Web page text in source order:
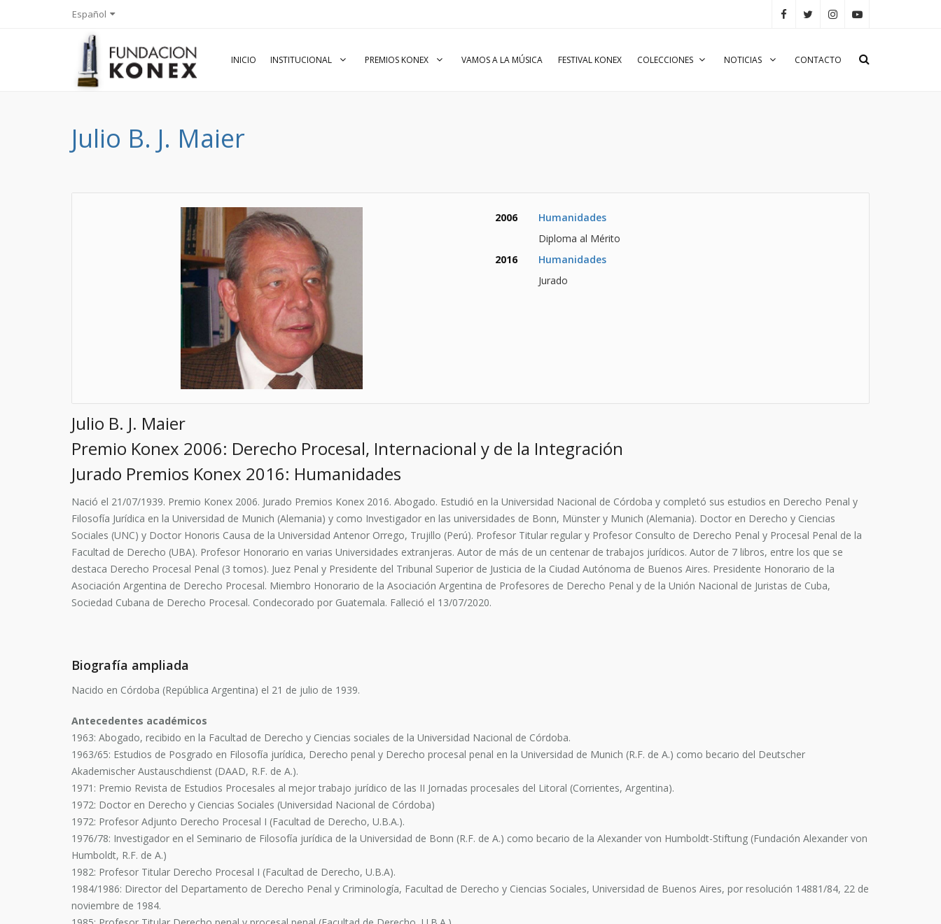
Español
INICIO INSTITUCIONAL PREMIOS KONEX VAMOS A LA MÚSICA FESTIVAL KONEX COLECCIONES NOTICIAS CONTACTO
Julio B. J. Maier
2006
Humanidades
Diploma al Mérito
2016
Humanidades
Jurado
Julio B. J. Maier
Premio Konex 2006: Derecho Procesal, Internacional y de la Integración
Jurado Premios Konex 2016: Humanidades
Nació el 21/07/1939. Premio Konex 2006. Jurado Premios Konex 2016. Abogado. Estudió en la Universidad Nacional de Córdoba y completó sus estudios en Derecho Penal y
Filosofía Jurídica en la Universidad de Munich (Alemania) y como Investigador en las universidades de Bonn, Münster y Munich (Alemania). Doctor en Derecho y Ciencias
Sociales (UNC) y Doctor Honoris Causa de la Universidad Antenor Orrego, Trujillo (Perú). Profesor Titular regular y Profesor Consulto de Derecho Penal y Procesal Penal de la
Facultad de Derecho (UBA). Profesor Honorario en varias Universidades extranjeras. Autor de más de un centenar de trabajos jurídicos. Autor de 7 libros, entre los que se
destaca Derecho Procesal Penal (3 tomos). Juez Penal y Presidente del Tribunal Superior de Justicia de la Ciudad Autónoma de Buenos Aires. Presidente Honorario de la
Asociación Argentina de Derecho Procesal. Miembro Honorario de la Asociación Argentina de Profesores de Derecho Penal y de la Unión Nacional de Juristas de Cuba,
Sociedad Cubana de Derecho Procesal. Condecorado por Guatemala. Falleció el 13/07/2020.
Biografía ampliada
Nacido en Córdoba (República Argentina) el 21 de julio de 1939.
Antecedentes académicos
1963: Abogado, recibido en la Facultad de Derecho y Ciencias sociales de la Universidad Nacional de Córdoba.
1963/65: Estudios de Posgrado en Filosofía jurídica, Derecho penal y Derecho procesal penal en la Universidad de Munich (R.F. de A.) como becario del Deutscher
Akademischer Austauschdienst (DAAD, R.F. de A.).
1971: Premio Revista de Estudios Procesales al mejor trabajo jurídico de las II Jornadas procesales del Litoral (Corrientes, Argentina).
1972: Doctor en Derecho y Ciencias Sociales (Universidad Nacional de Córdoba)
1972: Profesor Adjunto Derecho Procesal I (Facultad de Derecho, U.B.A.).
1976/78: Investigador en el Seminario de Filosofía jurídica de la Universidad de Bonn (R.F. de A.) como becario de la Alexander von Humboldt-Stiftung (Fundación Alexander von
Humboldt, R.F. de A.)
1982: Profesor Titular Derecho Procesal I (Facultad de Derecho, U.B.A).
1984/1986: Director del Departamento de Derecho Penal y Criminología, Facultad de Derecho y Ciencias Sociales, Universidad de Buenos Aires, por resolución 14881/84, 22 de
noviembre de 1984.